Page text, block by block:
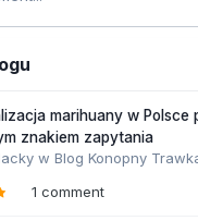
marihuany w Polsce
znakiem zapytania
w Blog Konopny
1 comment